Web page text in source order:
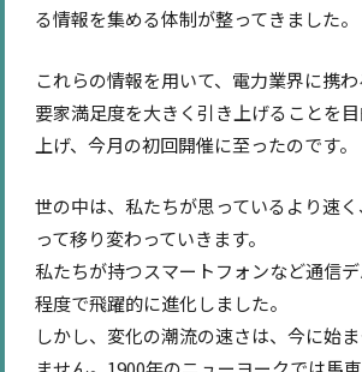
る情報を集める体制が整ってきました。
これらの情報を用いて、電力業界に携
要家満足度を大きく引き上げることを
上げ、今月の初回開催に至ったのです。
世の中は、私たちが思っているより速
って移り変わっていきます。
私たちが持つスマートフォンなど通信
程度で飛躍的に進化しました。
しかし、変化の潮流の速さは、今に始